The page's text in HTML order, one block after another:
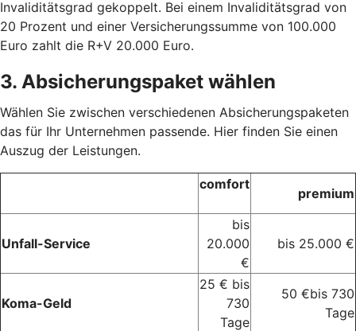
Invaliditätsgrad gekoppelt. Bei einem Invaliditätsgrad von
20 Prozent und einer Versicherungssumme von 100.000
Euro zahlt die R+V 20.000 Euro.
3. Absicherungspaket wählen
Wählen Sie zwischen verschiedenen Absicherungspaketen
das für Ihr Unternehmen passende. Hier finden Sie einen
Auszug der Leistungen.
comfort
premium
Unfall-Service
bis
20.000
€
bis 25.000 €
Koma-Geld
25 € bis
730
Tage
50 €bis 730
Tage